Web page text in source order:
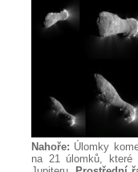
Nahoře: Úlomky
na 21 úlomků, které